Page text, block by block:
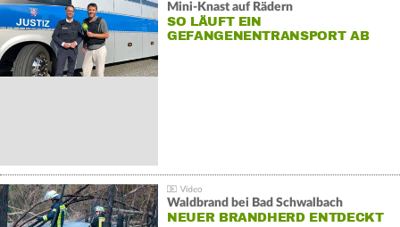
Mini-Knast auf Rädern
SO LÄUFT EIN
GEFANGENENTRANSPORT AB
Waldbrand bei Bad Schwalbach
NEUER BRANDHERD ENTDECKT